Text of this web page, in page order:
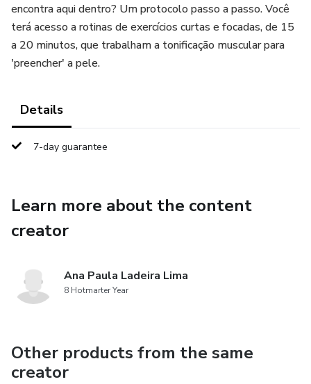
encontra aqui dentro? Um protocolo passo a passo. Você
terá acesso a rotinas de exercícios curtas e focadas, de 15
a 20 minutos, que trabalham a tonificação muscular para
'preencher' a pele.
Details
7-day guarantee
Learn more about the content
creator
Ana Paula Ladeira Lima
8 Hotmarter Year
Other products from the same
creator